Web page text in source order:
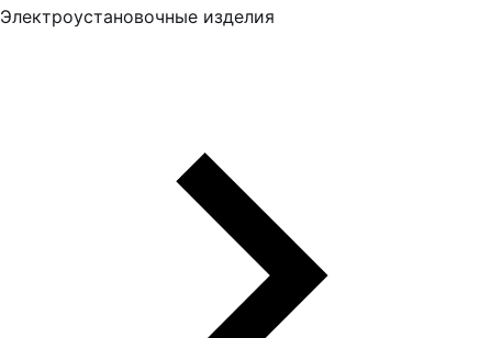
Электроустановочные изделия